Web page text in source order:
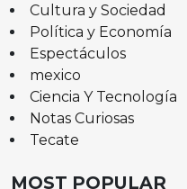
Cultura y Sociedad
Política y Economía
Espectáculos
mexico
Ciencia Y Tecnología
Notas Curiosas
Tecate
MOST POPULAR